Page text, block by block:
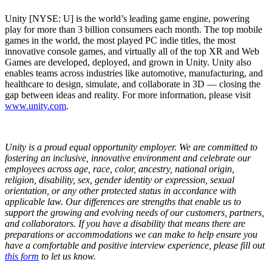
Unity [NYSE: U] is the world’s leading game engine, powering
play for more than 3 billion consumers each month. The top mobile
games in the world, the most played PC indie titles, the most
innovative console games, and virtually all of the top XR and Web
Games are developed, deployed, and grown in Unity. Unity also
enables teams across industries like automotive, manufacturing, and
healthcare to design, simulate, and collaborate in 3D — closing the
gap between ideas and reality. For more information, please visit
www.unity.com.
Unity is a proud equal opportunity employer. We are committed to
fostering an inclusive, innovative environment and celebrate our
employees across age, race, color, ancestry, national origin,
religion, disability, sex, gender identity or expression, sexual
orientation, or any other protected status in accordance with
applicable law. Our differences are strengths that enable us to
support the growing and evolving needs of our customers, partners,
and collaborators. If you have a disability that means there are
preparations or accommodations we can make to help ensure you
have a comfortable and positive interview experience, please fill out
this form to let us know.